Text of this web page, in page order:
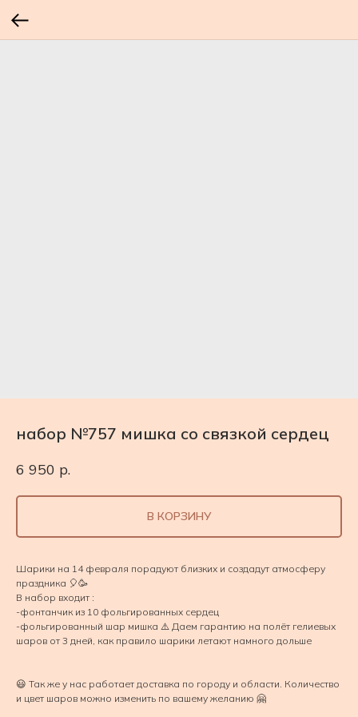
набор №757 мишка со связкой сердец
6 950 р.
В КОРЗИНУ
Шарики на 14 февраля порадуют близких и создадут атмосферу
праздника 🎈🥳
В набор входит :
-фонтанчик из 10 фольгированных сердец
-фольгированный шар мишка ⚠️ Даем гарантию на полёт гелиевых
шаров от 3 дней, как правило шарики летают намного дольше
😃 Так же у нас работает доставка по городу и области. Количество
и цвет шаров можно изменить по вашему желанию 🤗